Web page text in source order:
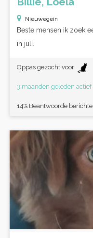
Nieuwegein
Beste mensen ik zoek
in juli.
Oppas gezocht voor:
3 maanden geleden actief
14% Beantwoorde